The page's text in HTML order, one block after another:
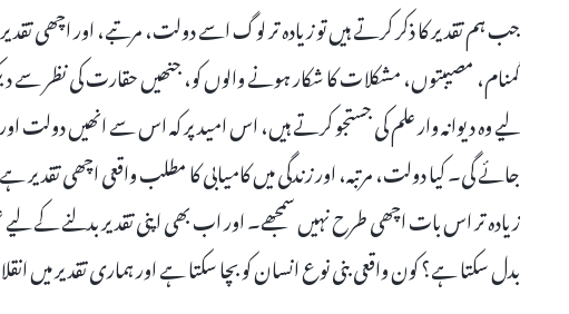
جب ہم تقدیر کا ذکر کرتے ہیں تو زیادہ تر لوگ اسے دولت، مرتبے، اور
گمنام، مصیبتوں، مشکلات کا شکار ہونے والوں کو، جنھیں حقارت کی نظر سے
لیے وہ دیوانہ وار علم کی جستجو کرتے ہیں، اس امید پر کہ اس سے انھیں
جائے گی۔ کیا دولت، مرتبہ، اور زندگی میں کامیابی کا مطلب واقعی اچھی
زیادہ تر اس بات اچھی طرح نہیں سمجھے۔ اور اب بھی اپنی تقدیر بدلنے کے
بدل سکتا ہے؟ کون واقعی بنی نوع انسان کو بچا سکتا ہے اور ہماری تقدیر